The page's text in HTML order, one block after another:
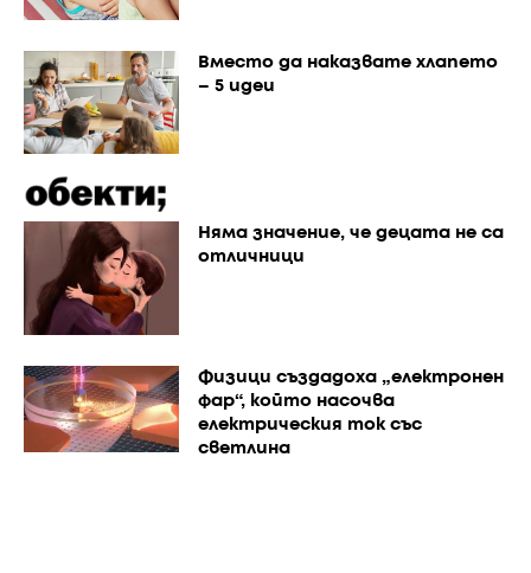
Вместо да наказвате хлапето
– 5 идеи
Няма значение, че децата не са
отличници
Физици създадоха „електронен
фар“, който насочва
електрическия ток със
светлина